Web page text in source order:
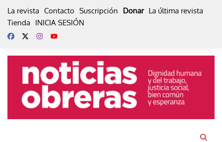
La revista Contacto Suscripción Donar La última revista
Tienda
INICIA SESIÓN